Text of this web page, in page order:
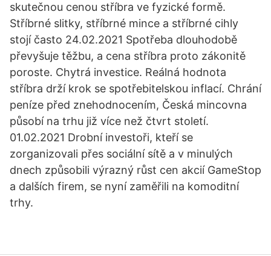
skutečnou cenou stříbra ve fyzické formě.
Stříbrné slitky, stříbrné mince a stříbrné cihly
stojí často 24.02.2021 Spotřeba dlouhodobě
převyšuje těžbu, a cena stříbra proto zákonitě
poroste. Chytrá investice. Reálná hodnota
stříbra drží krok se spotřebitelskou inflací. Chrání
peníze před znehodnocením, Česká mincovna
působí na trhu již více než čtvrt století.
01.02.2021 Drobní investoři, kteří se
zorganizovali přes sociální sítě a v minulých
dnech způsobili výrazný růst cen akcií GameStop
a dalších firem, se nyní zaměřili na komoditní
trhy.